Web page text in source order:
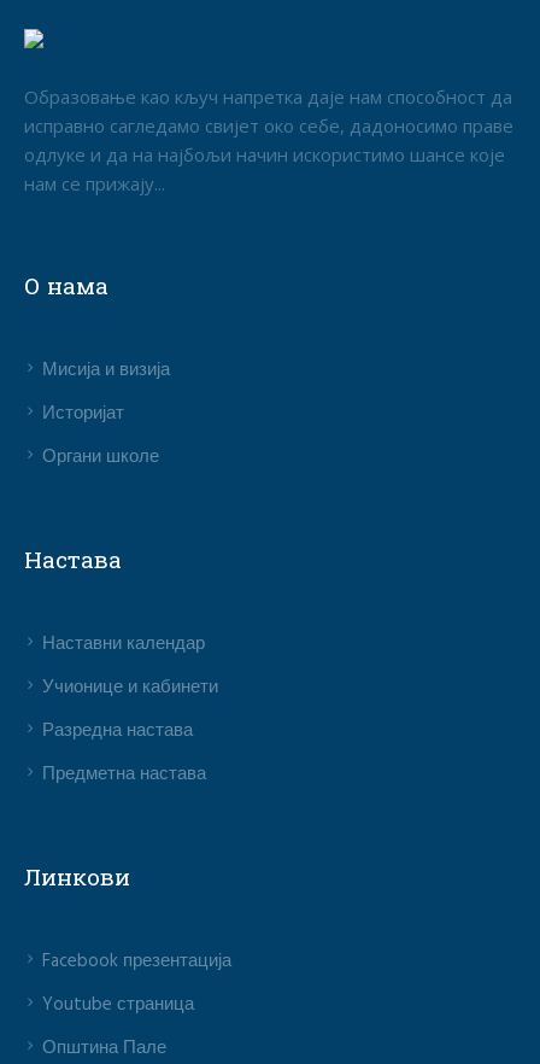
Образовање као кључ напретка даје нам способност да
исправно сагледамо свијет око себе, дадоносимо праве
одлуке и да на најбољи начин искористимо шансе које
нам се прижају...
О нама
Мисија и визија
Историјат
Органи школе
Настава
Наставни календар
Учионице и кабинети
Разредна настава
Предметна настава
Линкови
Facebook презентација
Youtube страница
Општина Пале